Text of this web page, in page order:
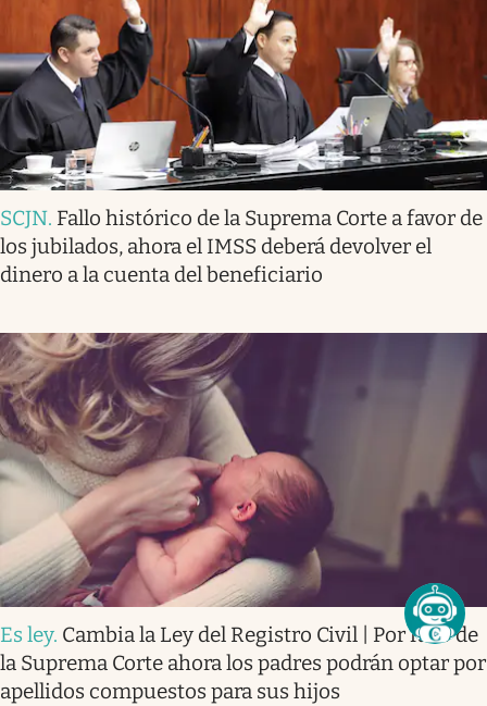
SCJN. Fallo histórico de la Suprema Corte a favor de
los jubilados, ahora el IMSS deberá devolver el
dinero a la cuenta del beneficiario
Es ley. Cambia la Ley del Registro Civil | Por fallo de
la Suprema Corte ahora los padres podrán optar por
apellidos compuestos para sus hijos